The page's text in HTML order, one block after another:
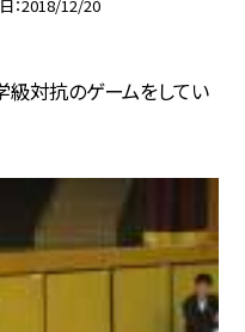
2018/12/20
対抗のゲームをしてい